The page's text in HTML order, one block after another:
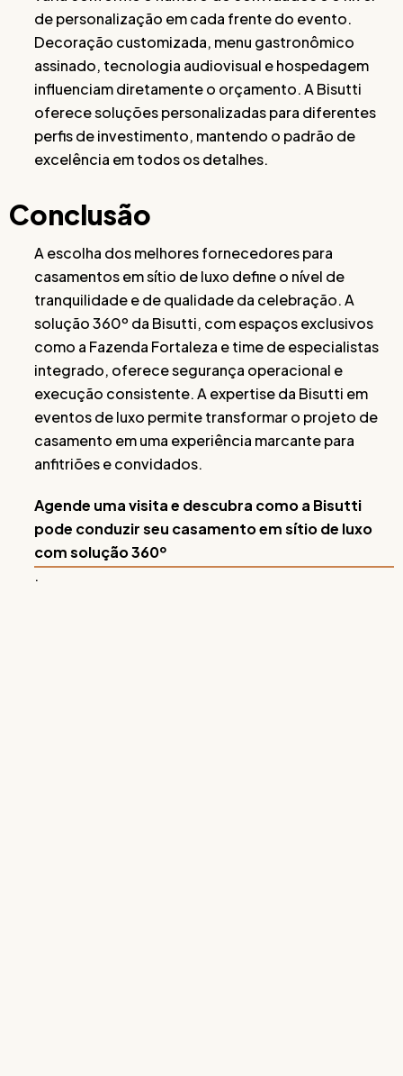
de personalização em cada frente do evento.
Decoração customizada, menu gastronômico
assinado, tecnologia audiovisual e hospedagem
influenciam diretamente o orçamento. A Bisutti
oferece soluções personalizadas para diferentes
perfis de investimento, mantendo o padrão de
excelência em todos os detalhes.
Conclusão
A escolha dos melhores fornecedores para
casamentos em sítio de luxo define o nível de
tranquilidade e de qualidade da celebração. A
solução 360º da Bisutti, com espaços exclusivos
como a Fazenda Fortaleza e time de especialistas
integrado, oferece segurança operacional e
execução consistente. A expertise da Bisutti em
eventos de luxo permite transformar o projeto de
casamento em uma experiência marcante para
anfitriões e convidados.
Agende uma visita e descubra como a Bisutti
pode conduzir seu casamento em sítio de luxo
com solução 360º
.